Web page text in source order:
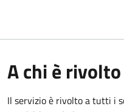
A chi è rivolto
Il servizio è rivolto a tutti i